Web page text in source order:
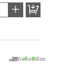
+
De5a8días